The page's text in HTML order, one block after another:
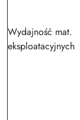
Wydajność mat.
eksploatacyjnych